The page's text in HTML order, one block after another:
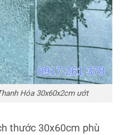
Hóa 30x60x2cm ướt
thước 30x60cm phù